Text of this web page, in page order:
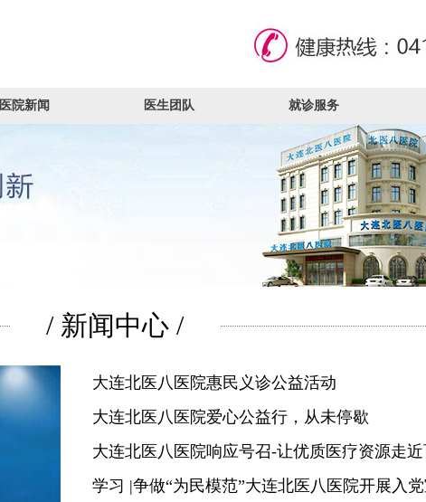
医院新闻 医生团队 就诊服务
/ 新闻中心 /
大连北医八医院惠民义诊公益活动
大连北医八医院爱心公益行，从未停歇
大连北医八医院响应号召-让优质医疗资源走
学习 |争做“为民模范”大连北医八医院开展入